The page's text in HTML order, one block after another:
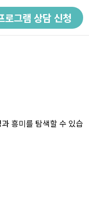
로그램 상담 신청
흥미를 탐색할 수 있습